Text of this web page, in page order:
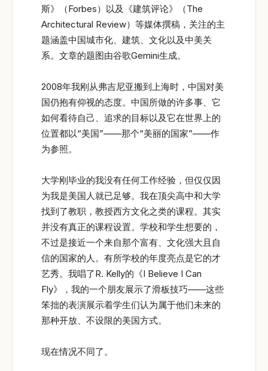
斯》（Forbes）以及《建筑评论》（The
Architectural Review）等媒体撰稿，关注的主
题涵盖中国城市化、建筑、文化以及中美关
系。文章的题图由谷歌Gemini生成。
2008年我刚从弗吉尼亚搬到上海时，中国对美
国仍抱有仰视的态度。中国所做的许多事、它
如何看待自己、追求的目标以及它在世界上的
位置都以“美国”——那个“美丽的国家”——作
为参照。
大学刚毕业的我没有任何工作经验，但仅仅因
为我是美国人就已足够。我在顶尖高中和大学
找到了教职，教授西方文化之类的课程。其实
并没有真正的课程设置。学校和学生想要的，
不过是接近一个来自那个富有、文化强大且自
信的国家的人。有所学校的年度亮点是它的才
艺秀。我唱了R. Kelly的《I Believe I Can
Fly》，我的一个朋友展示了滑板技巧——这些
笨拙的表演展示着学生们认为属于他们未来的
那种开放、不设限的美国方式。
现在情况不同了。